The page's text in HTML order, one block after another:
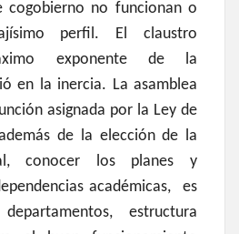
cogobierno no funcionan o
perfil. El claustro
exponente de la
en la inercia. La asamblea
asignada por la Ley de
de la elección de la
conocer los planes y
académicas, es
estructura